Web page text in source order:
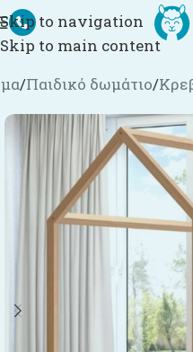
Skip to navigation
Skip to main content
/Παιδικό δωμάτιο/